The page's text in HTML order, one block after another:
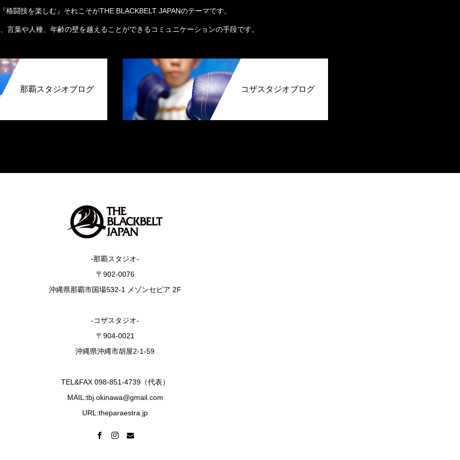
格闘技を楽しむ』それこそがTHE BLACKBELT JAPANのテーマです。
言葉や人種、年齢の壁を越えることができるコミュニケーションの手段です。
那覇スタジオブログ コザスタジオブログ
-那覇スタジオ-
〒902-0076
沖縄県那覇市国場532-1 メゾンセピア 2F
-コザスタジオ-
〒904-0021
沖縄県沖縄市胡屋2-1-59
TEL&FAX 098-851-4739（代表）
MAIL:tbj.okinawa@gmail.com
URL:theparaestra.jp